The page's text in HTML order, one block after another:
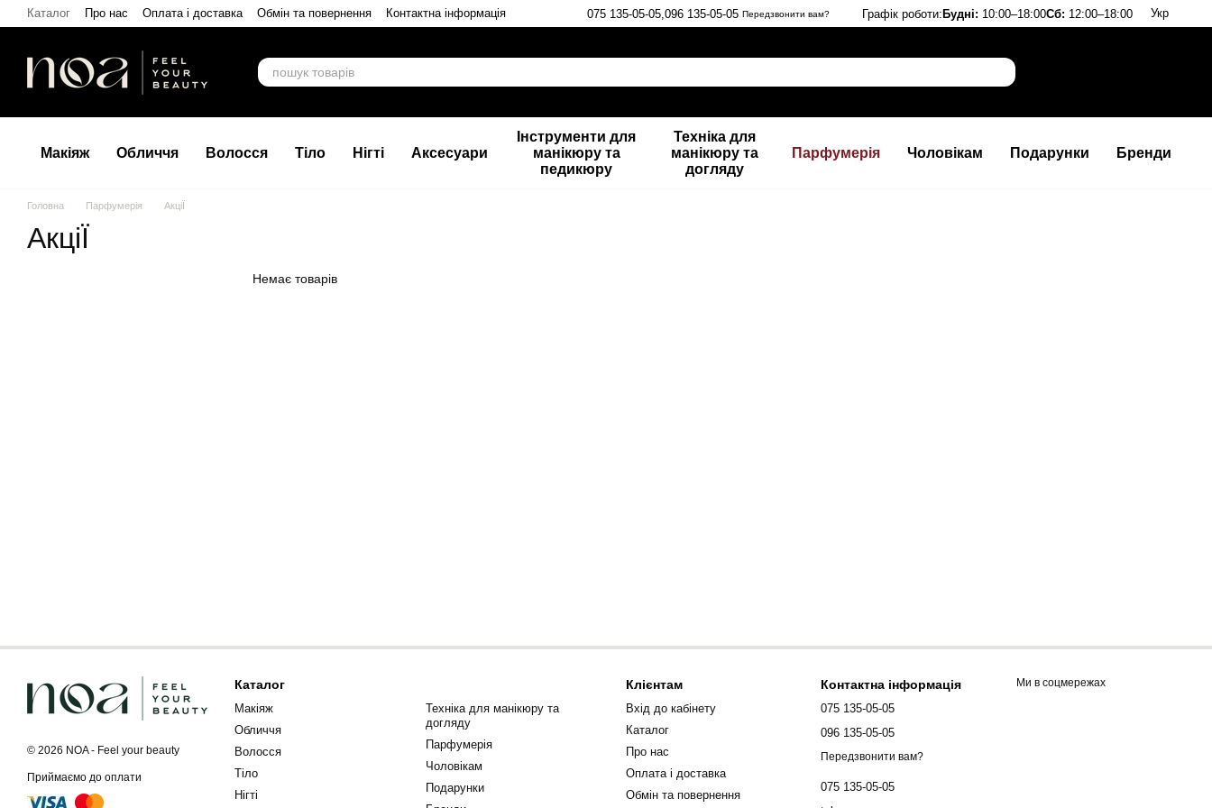
Перейти до основного контенту
Каталог Про нас Оплата і доставка Обмін та повернення Контактна інформація 075 135-05-05, 096 135-05-05 Передзвонити вам? Графік роботи:Будні: 10:00–18:00Сб: 12:00–18:00 Укр
Макіяж Обличчя Волосся Тіло Нігті Аксесуари
Інструменти для
манікюру та
педикюру
Техніка для
манікюру та
догляду
Парфумерія Чоловікам Подарунки Бренди
Головна Парфумерія АкціЇ
АкціЇ
Немає товарів
© 2026 NOA - Feel your beauty
Приймаємо до оплати
Каталог
Макіяж
Обличчя
Волосся
Тіло
Нігті
Техніка для манікюру та
догляду
Парфумерія
Чоловікам
Подарунки
Клієнтам
Вхід до кабінету
Каталог
Про нас
Оплата і доставка
Обмін та повернення
Контактна інформація
075 135-05-05
096 135-05-05
Передзвонити вам?
075 135-05-05
Ми в соцмережах